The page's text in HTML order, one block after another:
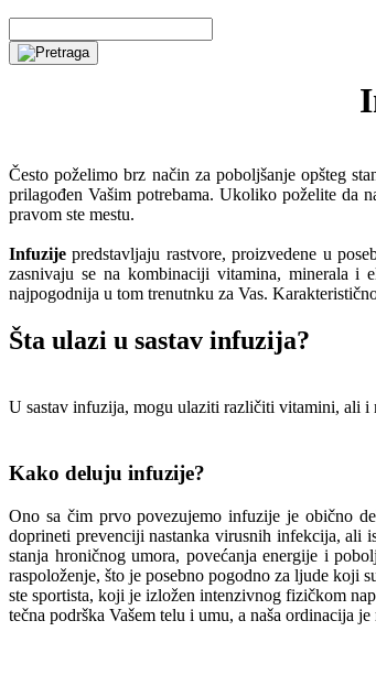
Često poželimo brz način za poboljšanje opšteg
prilagođen Vašim potrebama. Ukoliko poželite da
pravom ste mestu.
Infuzije predstavljaju rastvore, proizvedene u
zasnivaju se na kombinaciji vitamina, minerala i
najpogodnija u tom trenutnku za Vas.
Šta ulazi u sastav infuzija?
U sastav infuzija, mogu ulaziti različiti vitamini, ali i
Kako deluju infuzije?
Ono sa čim prvo povezujemo infuzije je obično
doprineti prevenciji nastanka virusnih infekcija, ali
stanja hroničnog umora, povećanja energije i
raspoloženje, što je posebno pogodno za ljude
ste sportista, koji je izložen intenzivnog fizičkom
tečna podrška Vašem telu i umu, a naša ordinacija